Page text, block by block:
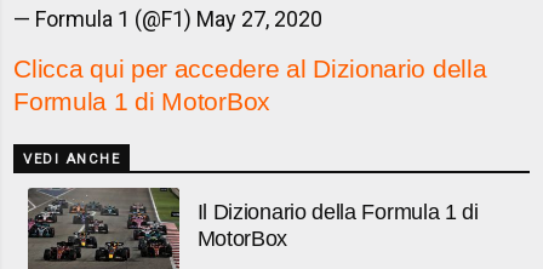
— Formula 1 (@F1) May 27, 2020
Clicca qui per accedere al Dizionario della
Formula 1 di MotorBox
VEDI ANCHE
Il Dizionario della Formula 1 di
MotorBox